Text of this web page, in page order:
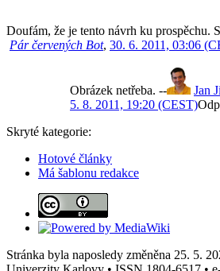
Doufám, že je tento návrh ku prospěchu.
Pár červených Bot, 30. 6. 2011, 03:06
Obrázek netřeba. -- Jan
5. 8. 2011, 19:20 (CEST)
Skryté kategorie:
Hotové články
Má šablonu redakce
Stránka byla naposledy změněna 25. 5.